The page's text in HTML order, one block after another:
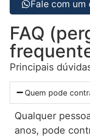
Fale com um
FAQ
Principais
Quem pode
Qualquer
anos, pode